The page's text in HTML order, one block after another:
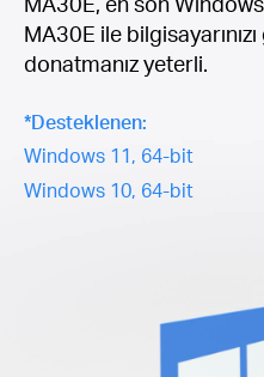
MA30E ile
donatmanız yeterli.
*Desteklenen:
Windows 11, 64-bit
Windows 10, 64-bit